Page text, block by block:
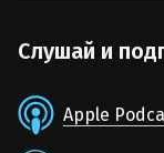
Слушай и
Apple